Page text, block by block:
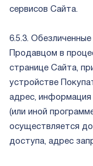
сервисов Сайта.
6.5.3.
Продавцом в
странице Сайта,
устройстве
адрес, информация
(или иной
осуществляется
доступа, адрес